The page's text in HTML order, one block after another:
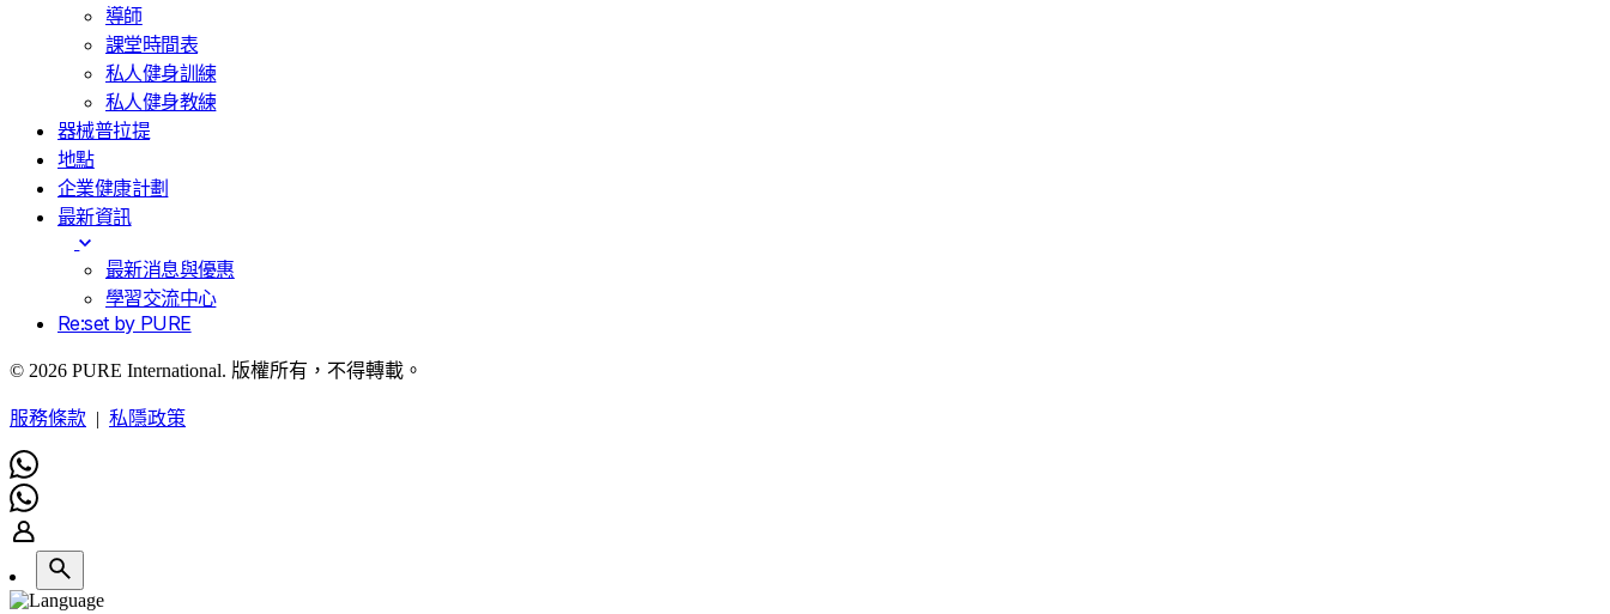
導師
課堂時間表
私人健身訓練
私人健身教練
器械普拉提
地點
企業健康計劃
最新資訊
最新消息與優惠
學習交流中心
Re:set by PURE
© 2026 PURE International. 版權所有，不得轉載。
服務條款 | 私隱政策